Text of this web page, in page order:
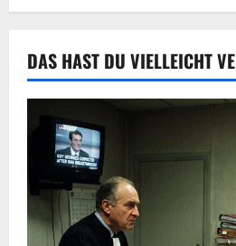
DAS HAST DU VIELLEICHT